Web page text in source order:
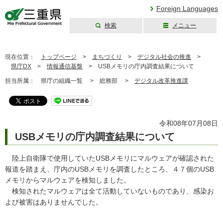
Foreign Languages
検索 メニュー
現在位置： トップページ > まちづくり > デジタル社会の推進 >
県庁DX > 情報通信基盤 > USBメモリの庁内調査結果について
担当所属： 県庁の組織一覧 > 総務部 > デジタル改革推進課
令和08年07月08日
USBメモリの庁内調査結果について
陸上自衛隊で使用していたUSBメモリにマルウェアが確認された
報道を踏まえ、庁内のUSBメモリを調査したところ、４７個のUSB
メモリからマルウェアを検知しました。
検知されたマルウェアは全て活動していないものであり、感染お
よび被害はありませんでした。